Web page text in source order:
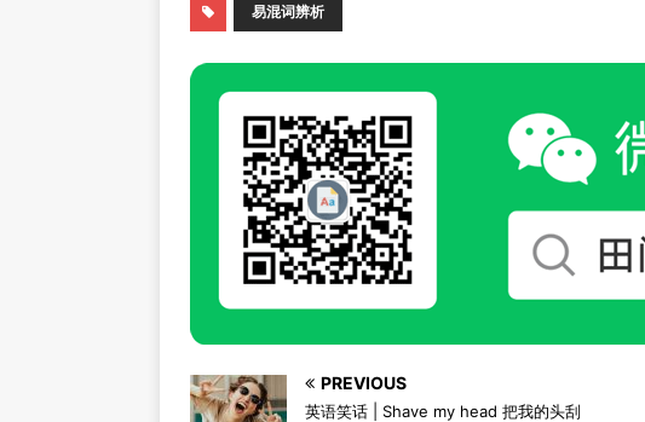
易混词辨析
PREVIOUS
英语笑话 | Shave my head 把我的头刮